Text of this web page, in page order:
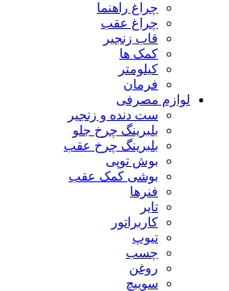
چراغ راهنما
چراغ عقب
قاب زنجیر
کمک ها
کیلومتر
فرمان
لوازم مصرفی
ست دنده و زنجیر
بلبرینگ چرخ جلو
بلبرینگ چرخ عقب
بوش توپی
بوشی کمک عقب
فنرها
تایر
کاربراتور
تیوپ
چسب
روغن
سوییچ